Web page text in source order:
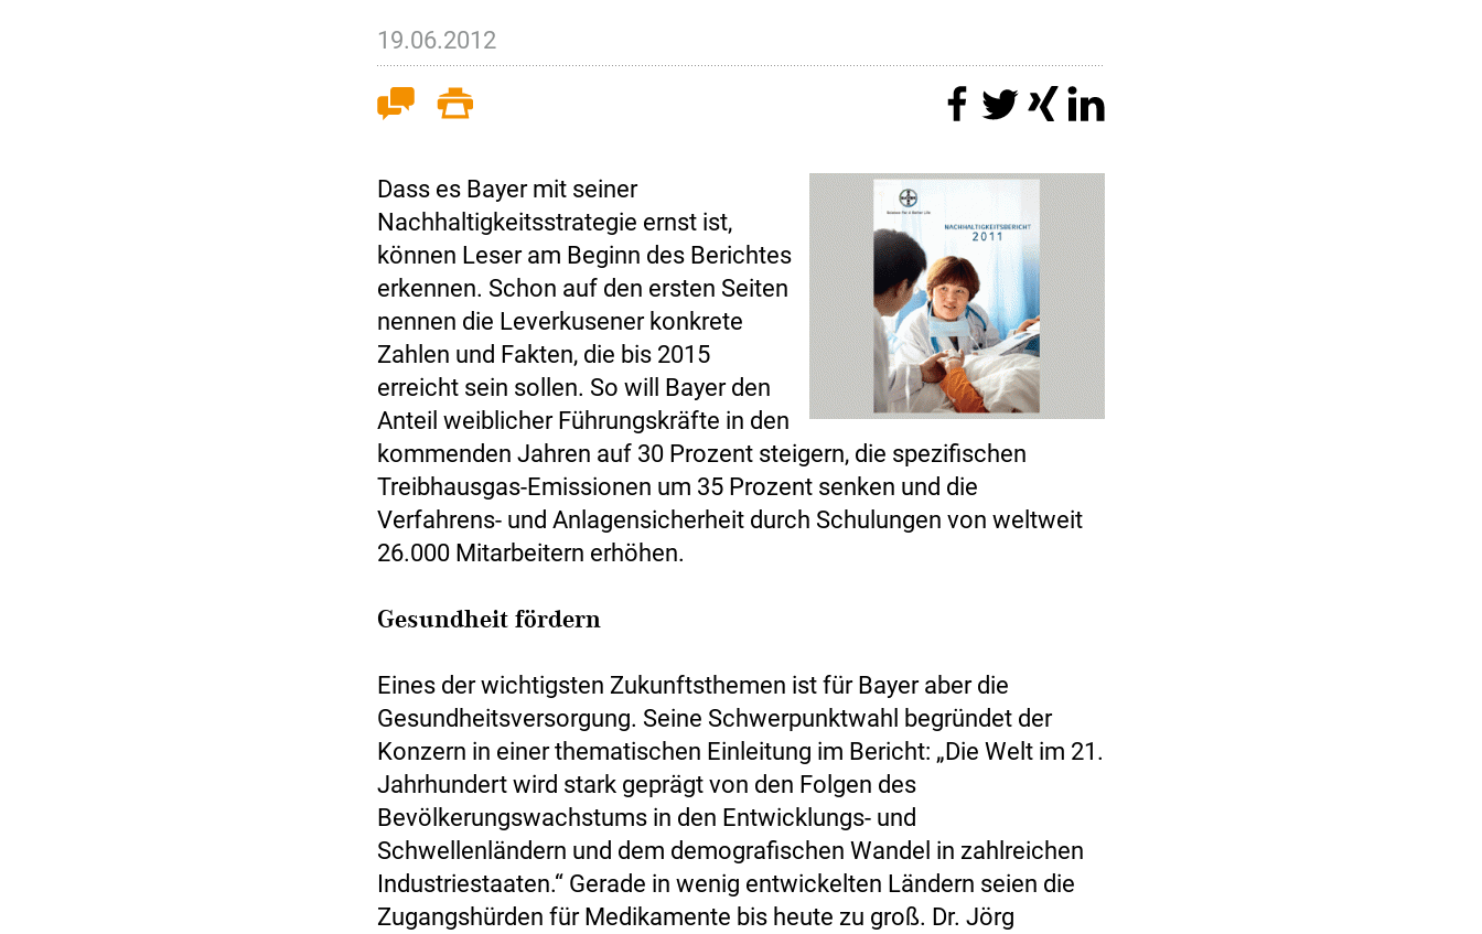
19.06.2012
Dass es Bayer mit seiner
Nachhaltigkeitsstrategie ernst ist,
können Leser am Beginn des Berichtes
erkennen. Schon auf den ersten Seiten
nennen die Leverkusener konkrete
Zahlen und Fakten, die bis 2015
erreicht sein sollen. So will Bayer den
Anteil weiblicher Führungskräfte in den
kommenden Jahren auf 30 Prozent steigern, die spezifischen
Treibhausgas-Emissionen um 35 Prozent senken und die
Verfahrens- und Anlagensicherheit durch Schulungen von weltweit
26.000 Mitarbeitern erhöhen.
Gesundheit fördern
Eines der wichtigsten Zukunftsthemen ist für Bayer aber die
Gesundheitsversorgung. Seine Schwerpunktwahl begründet der
Konzern in einer thematischen Einleitung im Bericht: „Die Welt im 21.
Jahrhundert wird stark geprägt von den Folgen des
Bevölkerungswachstums in den Entwicklungs- und
Schwellenländern und dem demografischen Wandel in zahlreichen
Industriestaaten.“ Gerade in wenig entwickelten Ländern seien die
Zugangshürden für Medikamente bis heute zu groß. Dr. Jörg